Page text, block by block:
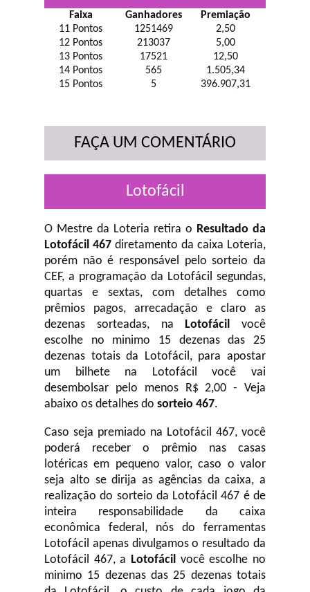
Faixa Ganhadores
Premiação
11 Pontos
1251469
2,50
12 Pontos
213037
5,00
13 Pontos
17521
12,50
14 Pontos
565
1.505,34
15 Pontos
5 396.907,31
FAÇA UM COMENTÁRIO
Lotofácil
O Mestre da Loteria retira o Resultado da
Lotofácil 467 diretamento da caixa Loteria,
porém não é responsável pelo sorteio da
CEF, a programação da Lotofácil segundas,
quartas e sextas, com detalhes como
prêmios pagos, arrecadação e claro as
dezenas sorteadas, na Lotofácil você
escolhe no minimo 15 dezenas das 25
dezenas totais da Lotofácil, para apostar
um bilhete na Lotofácil você vai
desembolsar pelo menos R$ 2,00 - Veja
abaixo os detalhes do sorteio 467.
Caso seja premiado na Lotofácil 467, você
poderá receber o prêmio nas casas
lotéricas em pequeno valor, caso o valor
seja alto se dirija as agências da caixa, a
realização do sorteio da Lotofácil 467 é de
inteira responsabilidade da caixa
econômica federal, nós do ferramentas
Lotofácil apenas divulgamos o resultado da
Lotofácil 467, a Lotofácil você escolhe no
minimo 15 dezenas das 25 dezenas totais